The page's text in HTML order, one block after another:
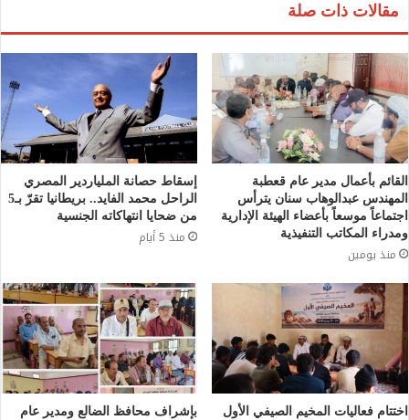
مقالات ذات صلة
القائم بأعمال مدير عام قعطبة
المهندس عبدالوهاب سنان يترأس
اجتماعاً موسعاً بأعضاء الهيئة الإدارية
ومدراء المكاتب التنفيذية
منذ يومين
إسقاط حصانة الملياردير المصري
الراحل محمد الفايد.. بريطانيا تقرّ بـ5
من ضحايا انتهاكاته الجنسية
منذ 5 أيام
اختتام فعاليات المخيم الصيفي الأول
بإشراف محافظ الضالع ومدير عام